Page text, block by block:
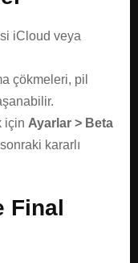
iCloud veya
çökmeleri, pil
için Ayarlar > Beta
kararlı
Final